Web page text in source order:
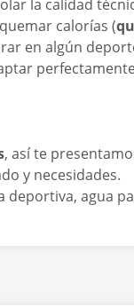
la calidad
calorías (
en algún
, así te
y necesidades.
deportiva, agua